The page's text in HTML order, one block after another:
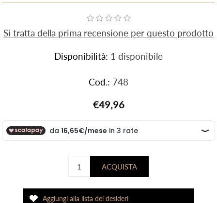
Si tratta della prima recensione per questo prodotto
Disponibilità: 1 disponibile
Cod.: 748
€49,96